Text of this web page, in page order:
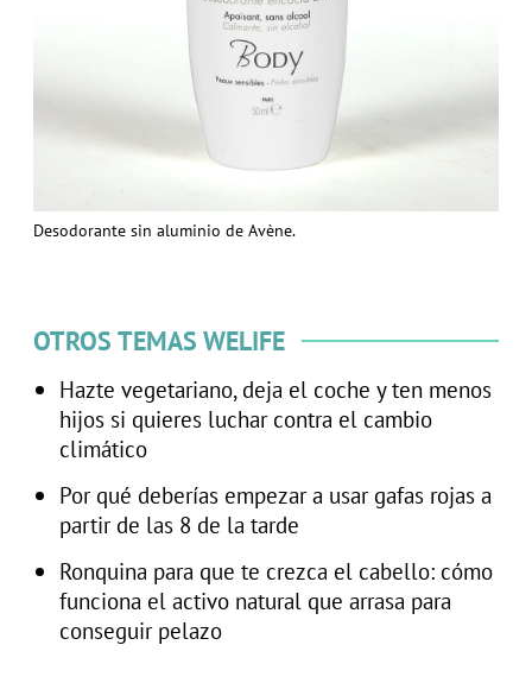
Desodorante sin aluminio de Avène.
OTROS TEMAS WELIFE
Hazte vegetariano, deja el coche y ten menos
hijos si quieres luchar contra el cambio
climático
Por qué deberías empezar a usar gafas rojas a
partir de las 8 de la tarde
Ronquina para que te crezca el cabello: cómo
funciona el activo natural que arrasa para
conseguir pelazo